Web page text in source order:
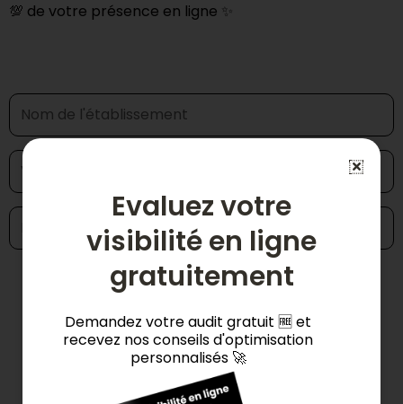
💯 de votre présence en ligne ✨
Demander mon audit 📊
Evaluez votre
visibilité en ligne
gratuitement
Demandez votre audit gratuit 🆓 et
recevez nos conseils d'optimisation
personnalisés 🚀